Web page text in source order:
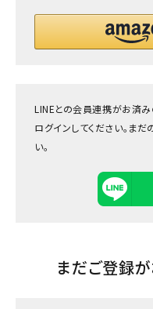
LINEとの会員連携がお済み
ログインしてください。まだ
い。
まだご登録